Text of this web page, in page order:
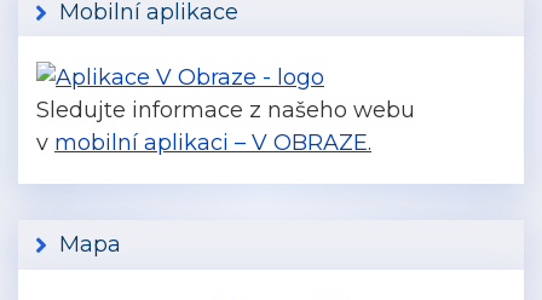
Mobilní aplikace
Sledujte informace z našeho webu
v mobilní aplikaci – V OBRAZE.
Mapa